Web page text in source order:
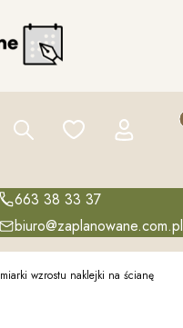
Szukaj Ulubione Zaloguj się
663 38 33 37
biuro@zaplanowane.com.pl
miarki wzrostu naklejki na ścianę